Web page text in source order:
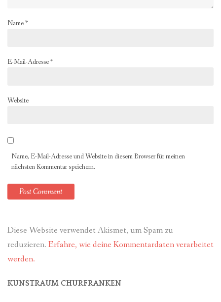
Name*
E-Mail-Adresse*
Website
Name, E-Mail-Adresse und Website in diesem Browser für meinen
nächsten Kommentar speichern.
Diese Website verwendet Akismet, um Spam zu
reduzieren. Erfahre, wie deine Kommentardaten verarbeitet
werden.
KUNSTRAUM CHURFRANKEN